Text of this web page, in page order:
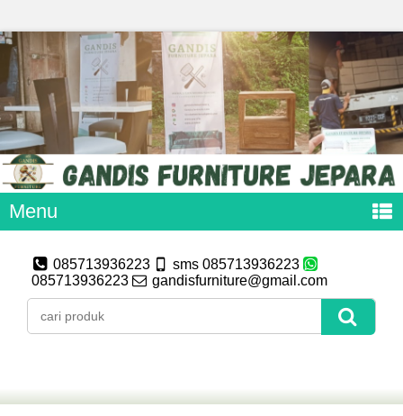
Menu
085713936223
sms 085713936223
085713936223
gandisfurniture@gmail.com